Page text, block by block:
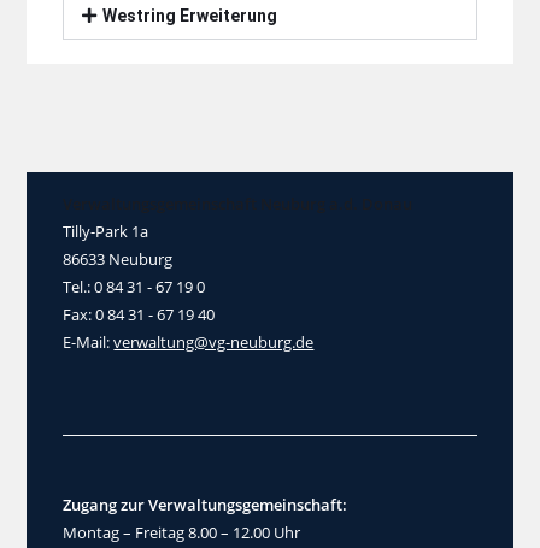
Westring Erweiterung
Tilly-Park 1a
86633 Neuburg
Tel.: 0 84 31 - 67 19 0
Fax: 0 84 31 - 67 19 40
E-Mail:verwaltung@vg-neuburg.de
Zugang zur Verwaltungsgemeinschaft:
Montag – Freitag 8.00 – 12.00 Uhr